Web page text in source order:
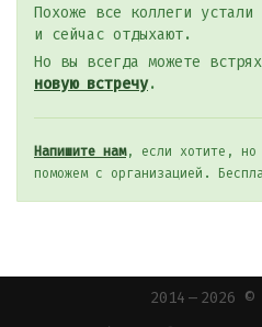
Похоже все коллеги устали
и сейчас отдыхают.
Но вы всегда можете
новую встречу.
Напишите нам, если хотите, но
поможем с организацией.
2014 — 2026